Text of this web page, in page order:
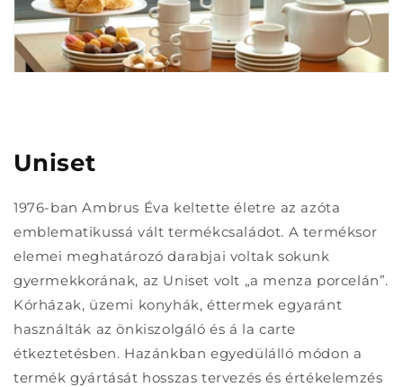
Uniset
1976-ban Ambrus Éva keltette életre az azóta
emblematikussá vált termékcsaládot. A terméksor
elemei meghatározó darabjai voltak sokunk
gyermekkorának, az Uniset volt „a menza porcelán”.
Kórházak, üzemi konyhák, éttermek egyaránt
használták az önkiszolgáló és á la carte
étkeztetésben. Hazánkban egyedülálló módon a
termék gyártását hosszas tervezés és értékelemzés